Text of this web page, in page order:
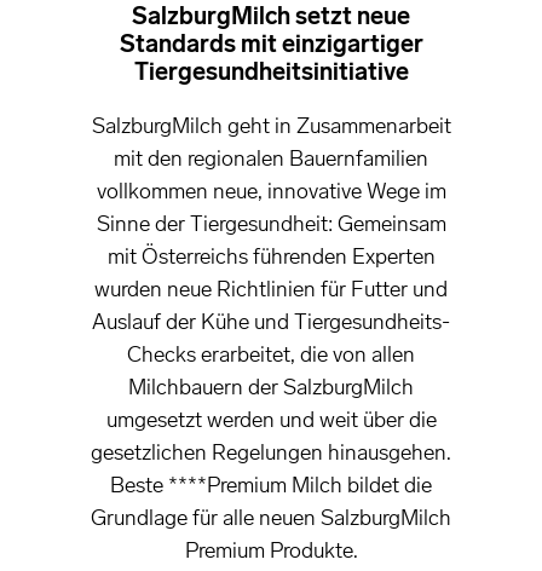
SalzburgMilch setzt neue
Standards mit einzigartiger
Tiergesundheitsinitiative
SalzburgMilch geht in Zusammenarbeit
mit den regionalen Bauernfamilien
vollkommen neue, innovative Wege im
Sinne der Tiergesundheit: Gemeinsam
mit Österreichs führenden Experten
wurden neue Richtlinien für Futter und
Auslauf der Kühe und Tiergesundheits-
Checks erarbeitet, die von allen
Milchbauern der SalzburgMilch
umgesetzt werden und weit über die
gesetzlichen Regelungen hinausgehen.
Beste ****Premium Milch bildet die
Grundlage für alle neuen SalzburgMilch
Premium Produkte.